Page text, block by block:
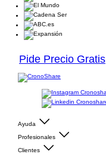
Pide Precio Gratis
Ayuda
Profesionales
Clientes